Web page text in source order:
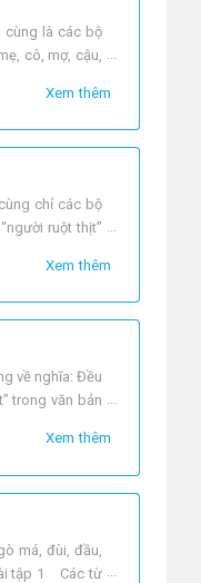
cùng là các bộ
cô, mợ, cậu,
Xem thêm
chỉ các bộ
ruột thịt”
Xem thêm
về nghĩa: Đều
trong văn bản
Xem thêm
má, đùi, đầu,
tập 1 Các từ